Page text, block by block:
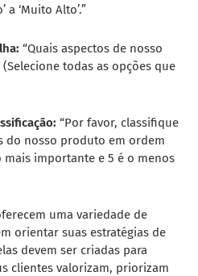
a ‘Muito Alto’.”
“Quais aspectos de nosso
todas as opções que
“Por favor, classifique
do nosso produto em ordem
importante e 5 é o menos
uma variedade de
orientar suas estratégias de
devem ser criadas para
clientes valorizam, priorizam